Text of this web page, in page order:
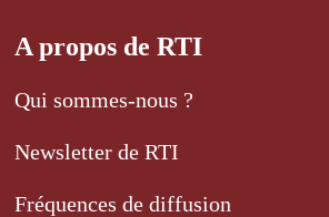
A propos de RTI
Qui sommes-nous ?
Newsletter de RTI
Fréquences de diffusion